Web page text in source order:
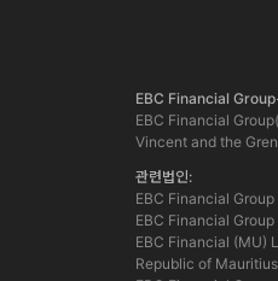
EBC Financial Group
EBC Financial
Vincent and the
관련법인:
EBC Financial Group
EBC Financial Group
EBC Financial (MU)
Republic of Mauritius